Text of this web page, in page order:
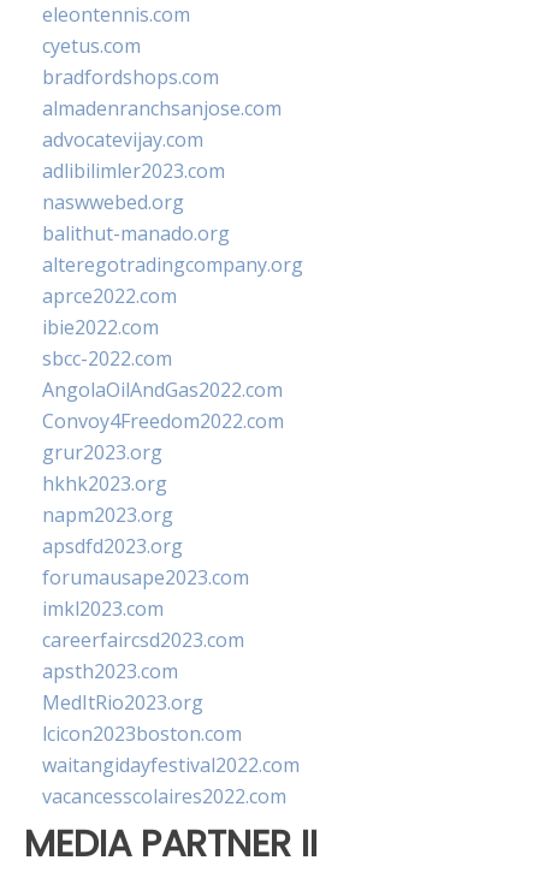
eleontennis.com
cyetus.com
bradfordshops.com
almadenranchsanjose.com
advocatevijay.com
adlibilimler2023.com
naswwebed.org
balithut-manado.org
alteregotradingcompany.org
aprce2022.com
ibie2022.com
sbcc-2022.com
AngolaOilAndGas2022.com
Convoy4Freedom2022.com
grur2023.org
hkhk2023.org
napm2023.org
apsdfd2023.org
forumausape2023.com
imkl2023.com
careerfaircsd2023.com
apsth2023.com
MedItRio2023.org
lcicon2023boston.com
waitangidayfestival2022.com
vacancesscolaires2022.com
MEDIA PARTNER II